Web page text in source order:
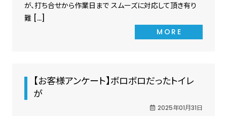
が、打ち合せから作業日まで スムーズに対応して頂き有り
難 […]
MORE
【お客様アンケート】ボロボロだったトイレ
が
2025年01月31日